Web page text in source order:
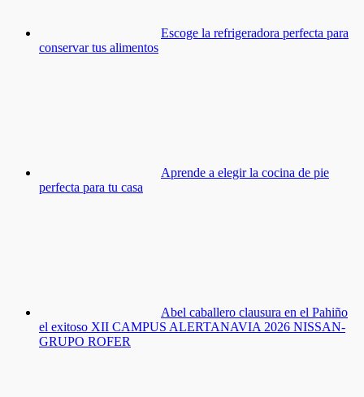
Escoge la refrigeradora perfecta para
conservar tus alimentos
Aprende a elegir la cocina de pie
perfecta para tu casa
Abel caballero clausura en el Pahiño
el exitoso XII CAMPUS ALERTANAVIA 2026 NISSAN-
GRUPO ROFER